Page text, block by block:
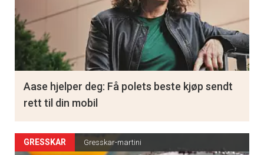
GRESSKAR Gresskar-martini
Aase hjelper deg: Få polets beste kjøp sendt
rett til din mobil